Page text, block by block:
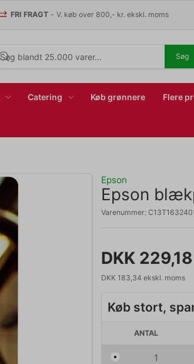
FRI FRAGT -V. køb over 800,- kr. ekskl. moms
Søg
Catering Køb grønnere Flere
Epson
Epson
Varenummer:
DKK 229,18
DKK 183,34 ekskl. moms
Køb stort,
ANTAL
1